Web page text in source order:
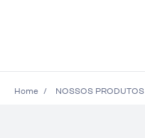
Home NOSSOS PRODUTOS